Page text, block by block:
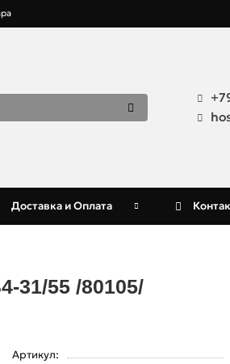
Доставка и Оплата
31/55 /80105/
Артикул: